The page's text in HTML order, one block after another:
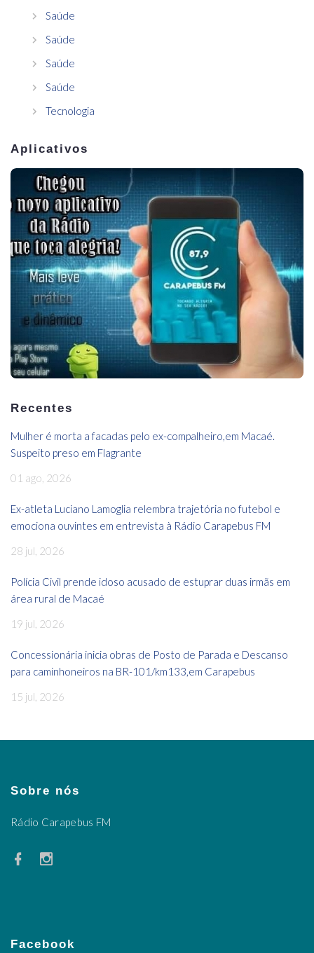
Saúde
Saúde
Saúde
Saúde
Tecnologia
Aplicativos
Recentes
Mulher é morta a facadas pelo ex-compalheiro,em Macaé.
Suspeito preso em Flagrante
01 ago, 2026
Ex-atleta Luciano Lamoglia relembra trajetória no futebol e
emociona ouvintes em entrevista à Rádio Carapebus FM
28 jul, 2026
Polícia Civil prende idoso acusado de estuprar duas irmãs em
área rural de Macaé
19 jul, 2026
Concessionária inicia obras de Posto de Parada e Descanso
para caminhoneiros na BR-101/km133,em Carapebus
15 jul, 2026
Sobre nós
Rádio Carapebus FM
Facebook